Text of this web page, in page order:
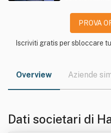
PROVA
Iscriviti gratis per sbloccare
Overview Aziende
Dati societari di